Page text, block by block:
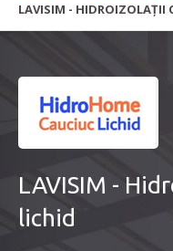
LAVISIM - HIDROIZOLAȚII
LAVISIM -
lichid